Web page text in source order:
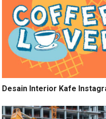
Desain Interior Kafe